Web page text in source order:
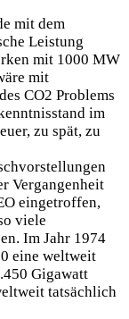
mit dem
Leistung
mit 1000 MW
mit
CO2 Problems
im
zu spät, zu
Vergangenheit
eingetroffen,
viele
Im Jahr 1974
eine weltweit
Gigawatt
tatsächlich